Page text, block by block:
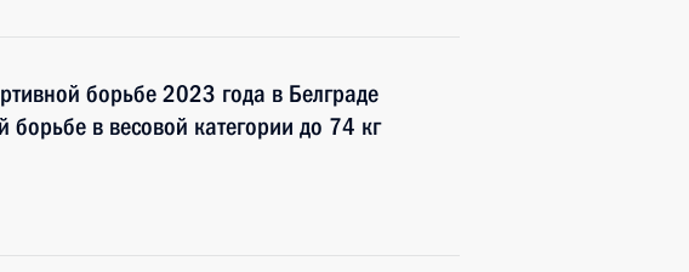
борьбе 2023 года в Белграде
в весовой категории до 74 кг